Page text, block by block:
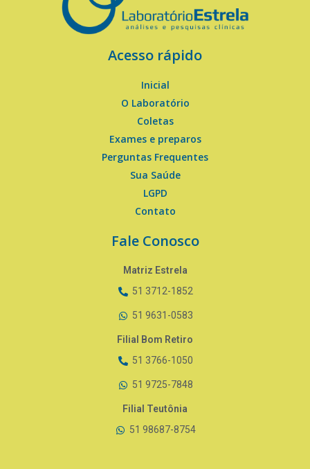
Acesso rápido
Inicial
O Laboratório
Coletas
Exames e preparos
Perguntas Frequentes
Sua Saúde
LGPD
Contato
Fale Conosco
Matriz Estrela
51 3712-1852
51 9631-0583
Filial Bom Retiro
51 3766-1050
51 9725-7848
Filial Teutônia
51 98687-8754